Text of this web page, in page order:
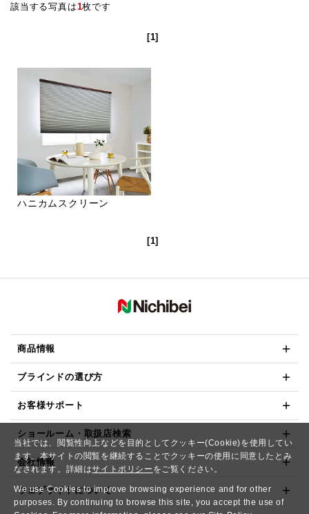
当社では、閲覧性向上などを目的としてクッキー(Cookie)を使用してい
ます。本サイトの閲覧を継続することでクッキーの使用に同意したとみ
なされます。詳細はサイトポリシー をご覧ください。
We use Cookies to improve browsing experience and for other
purposes. By continuing to browse this site, you accept the use of
該当する写真は1枚です
[1]
ハニカムスクリーン
[1]
商品情報
ブラインドの選び方
お客様サポート
ショールーム・取扱店検索
会社情報
ウェブサイトについて